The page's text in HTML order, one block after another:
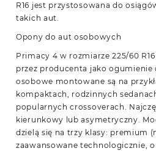
R16 jest przystosowana do
takich aut.
Opony do aut osobowych
Primacy 4 w rozmiarze 225/60
przez producenta jako ogumienie
osobowe montowane są na
kompaktach, rodzinnych
popularnych crossoverach.
kierunkowy lub asymetryczny.
dzielą się na trzy klasy: premium
zaawansowane technologicznie,